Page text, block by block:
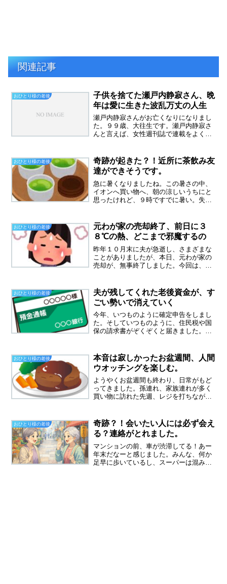
関連記事
おひとり様の老後
子供を捨てた瀬戸内静寂さん、晩
年は愛に生きた波乱万丈の人生
瀬戸内静寂さんがお亡くなりになりまし
た。９９歳、大往生です。瀬戸内静寂さ
んと言えば、女性週刊誌で連載をよく拝
うです。私も週刊誌の記事上で、うんう
んとうなづくことも多かっ...
おひとり様の老後
奇跡が起きた？！近所に茶飲み友
達ができそうです。
急に暑くなりましたね。この暑さの中、
イオンへ買い物へ、朝の涼しいうちにと
思ったけれど、９時ですでに暑い。失敗
は、教会の仲間でした。でも、近所には
いないんです。礼拝の後に...
おひとり様の老後
元わが家の売却終了、前日に３
８℃の熱、どこまで邪魔するの
昨年１０月末に夫が急逝し、さまざまな
ことがありましたが、本日、元わが家の
売却が、無事終了しました。今回は、梯
です。しかし、ここに来るまでいろいろ
ありました。夫が亡くなっ...
おひとり様の老後
夫が残してくれた老後資金が、す
ごい勢いで消えていく
今年、いつものように確定申告をしまし
た。そしていつものように、住民税や国
保の請求書がぞくぞくと届きました。覚
てくれた老後資金元わが家を売却した資
金、残っていた貯金は、法...
おひとり様の老後
本音は寂しかったお盆週間、人間
ウオッチングを楽しむ。
ようやくお盆週間も終わり、日常がもど
ってきました。孫連れ、家族連れが多く
買い物に訪れた先週、レジを打ちなが
で、お客様のほとんどが高齢者、そして
常連のお客様が多くのんびり...
おひとり様の老後
奇跡？！会いたい人には必ず会え
る？連絡がとれました。
マンションの前、車が渋滞してる！あー
年末だなーと感じました。みんな、何か
足早に歩いているし、スーパーは混みだ